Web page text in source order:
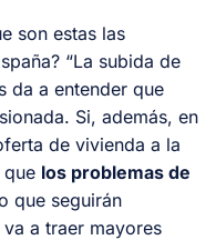
son estas las
“La subida de
da a entender que
Si, además, en
de vivienda a la
los problemas de
que seguirán
a traer mayores